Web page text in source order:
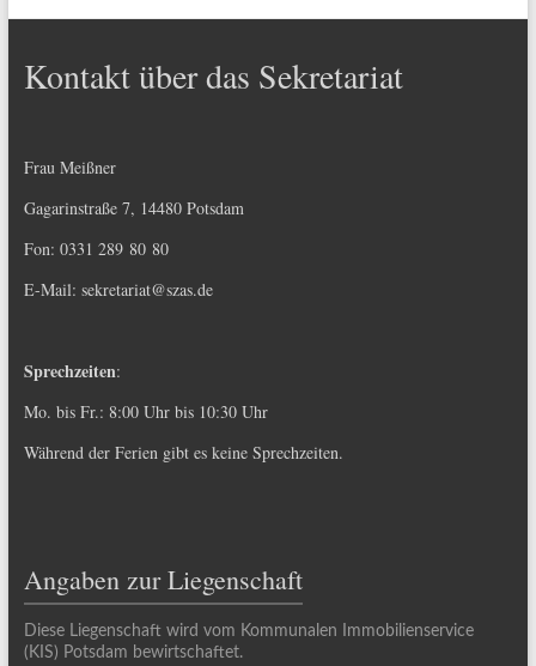
Kontakt über das Sekretariat
Frau Meißner
Gagarinstraße 7, 14480 Potsdam
Fon: 0331 289 80 80
E-Mail: sekretariat@szas.de
Sprechzeiten:
Mo. bis Fr.: 8:00 Uhr bis 10:30 Uhr
Während der Ferien gibt es keine Sprechzeiten.
Angaben zur Liegenschaft
Diese Liegenschaft wird vom Kommunalen Immobilienservice
(KIS) Potsdam bewirtschaftet.